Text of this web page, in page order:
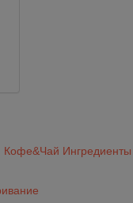
Кофе&Чай Ингредиенты